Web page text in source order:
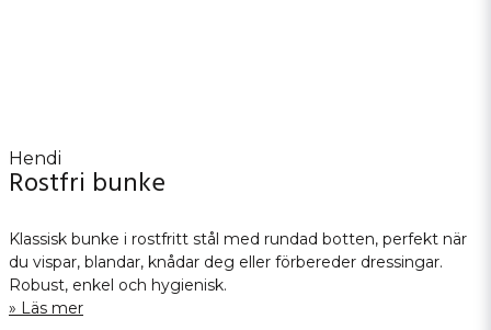
Hendi
Rostfri bunke
Klassisk bunke i rostfritt stål med rundad botten, perfekt när
du vispar, blandar, knådar deg eller förbereder dressingar.
Robust, enkel och hygienisk.
Läs mer